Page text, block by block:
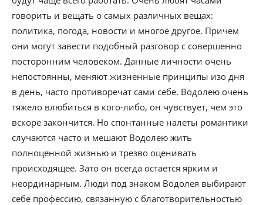
говорить и вещать о самых различных вещах:
политика, погода, новости и многое другое. Причем
они могут завести подобный разговор с совершенно
посторонним человеком. Данные личности очень
непостоянны, меняют жизненные принципы изо дня
в день, часто противоречат сами себе. Водолею очень
тяжело влюбиться в кого-либо, он чувствует, чем это
вскоре закончится. Но спонтанные налеты романтики
случаются часто и мешают Водолею жить
полноценной жизнью и трезво оценивать
происходящее. Зато он всегда остается ярким и
неординарным. Люди под знаком Водолея выбирают
себе профессию, связанную с благотворительностью